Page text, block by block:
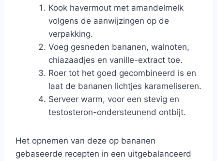
Kook havermout met amandelmelk
volgens de aanwijzingen op de
verpakking.
Voeg gesneden bananen, walnoten,
chiazaadjes en vanille-extract toe.
Roer tot het goed gecombineerd is en
laat de bananen lichtjes karameliseren.
Serveer warm, voor een stevig en
testosteron-ondersteunend ontbijt.
Het opnemen van deze op bananen
gebaseerde recepten in een uitgebalanceerd